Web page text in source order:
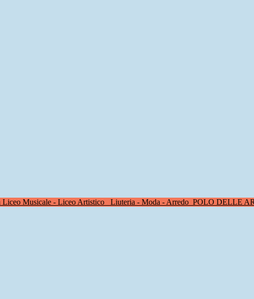
Liceo Musicale - Liceo Artistico Liuteria - Moda - Arredo POLO DELLE